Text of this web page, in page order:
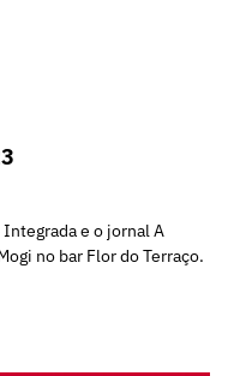
e o jornal A
no bar Flor do Terraço.